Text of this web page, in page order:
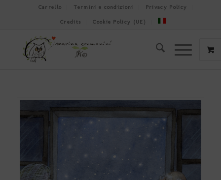
Carrello Termini e condizioni Privacy Policy
Credits Cookie Policy (UE)